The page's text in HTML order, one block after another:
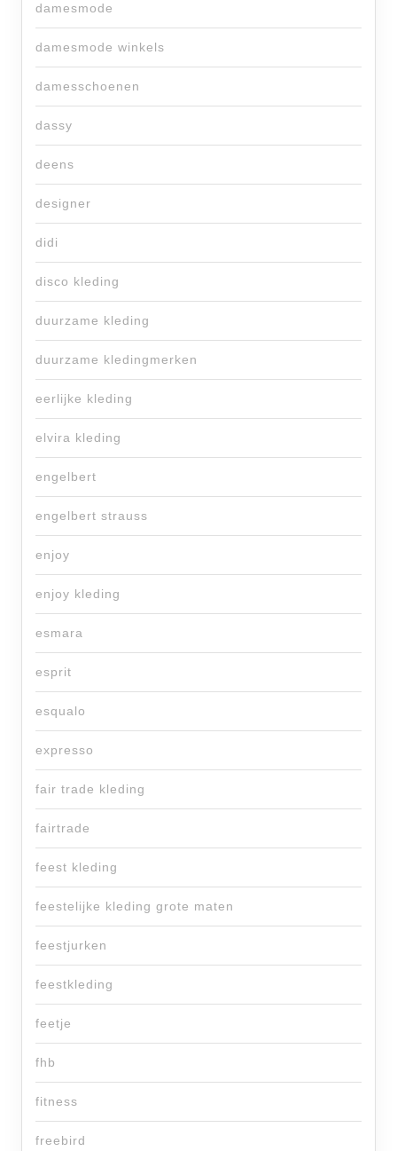
damesmode
damesmode winkels
damesschoenen
dassy
deens
designer
didi
disco kleding
duurzame kleding
duurzame kledingmerken
eerlijke kleding
elvira kleding
engelbert
engelbert strauss
enjoy
enjoy kleding
esmara
esprit
esqualo
expresso
fair trade kleding
fairtrade
feest kleding
feestelijke kleding grote maten
feestjurken
feestkleding
feetje
fhb
fitness
freebird